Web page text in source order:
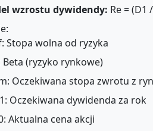
wzrostu dywidendy: Re = (D1
Stopa wolna od ryzyka
Beta (ryzyko rynkowe)
Oczekiwana stopa zwrotu z
Oczekiwana dywidenda za rok
Aktualna cena akcji